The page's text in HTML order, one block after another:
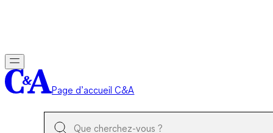
Page d’accueil C&A